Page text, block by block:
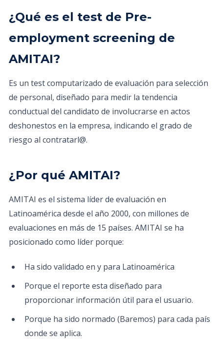
¿Qué es el test de Pre-
employment screening de
AMITAI?
Es un test computarizado de evaluación para selección
de personal, diseñado para medir la tendencia
conductual del candidato de involucrarse en actos
deshonestos en la empresa, indicando el grado de
riesgo al contratarl@.
¿Por qué AMITAI?
AMITAI es el sistema líder de evaluación en
Latinoamérica desde el año 2000, con millones de
evaluaciones en más de 15 países. AMITAI se ha
posicionado como líder porque:
Ha sido validado en y para Latinoamérica
Porque el reporte esta diseñado para
proporcionar información útil para el usuario.
Porque ha sido normado (Baremos) para cada país
donde se aplica.